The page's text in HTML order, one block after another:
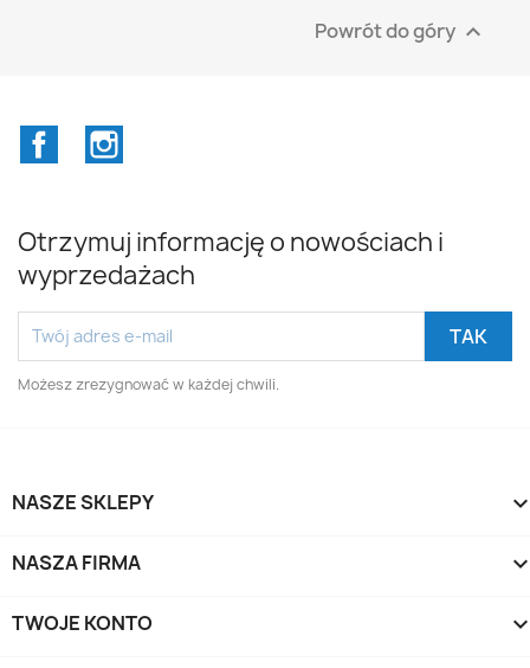
Powrót do góry 
Facebook
Otrzymuj informację o nowościach i
wyprzedażach
Możesz zrezygnować w każdej chwili.
NASZE SKLEPY
NASZA FIRMA
TWOJE KONTO